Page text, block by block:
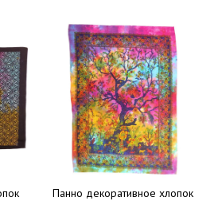
Панно декоративное хлопок